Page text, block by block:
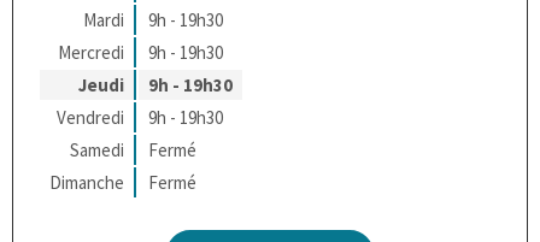
Mardi
9h - 19h30
Mercredi
9h - 19h30
Jeudi
9h - 19h30
Vendredi
9h - 19h30
Samedi
Fermé
Dimanche
Fermé